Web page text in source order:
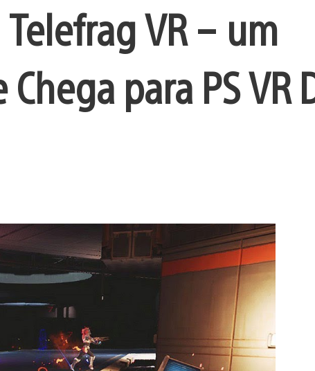
VR – um
para PS VR